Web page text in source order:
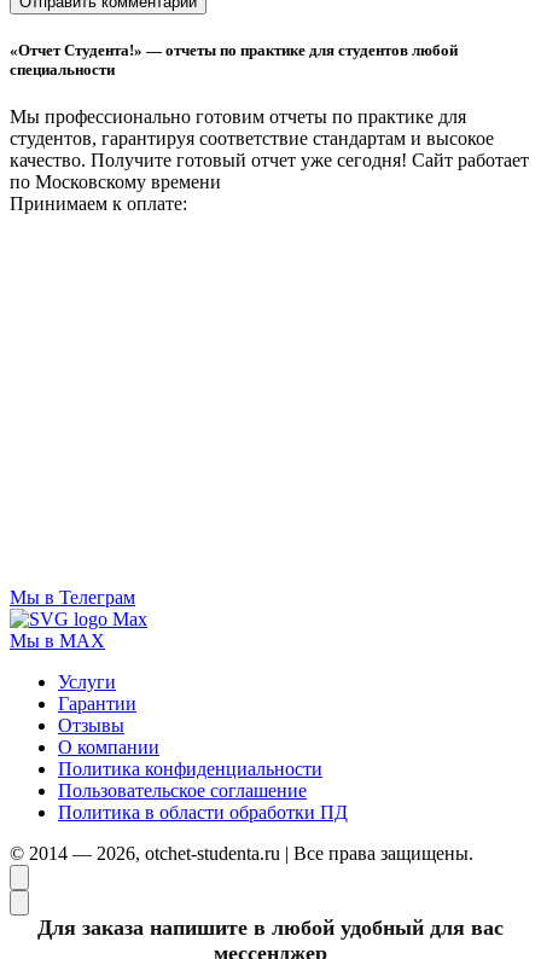
«Отчет Студента!» — отчеты по практике для студентов любой
специальности
Мы профессионально готовим отчеты по практике для
студентов, гарантируя соответствие стандартам и высокое
качество. Получите готовый отчет уже сегодня! Сайт работает
по Московскому времени
Принимаем к оплате:
Мы в Телеграм
Мы в MAX
Услуги
Гарантии
Отзывы
О компании
Политика конфиденциальности
Пользовательское соглашение
Политика в области обработки ПД
© 2014 — 2026, otchet-studenta.ru | Все права защищены.
Для заказа напишите в любой удобный для вас
мессенджер